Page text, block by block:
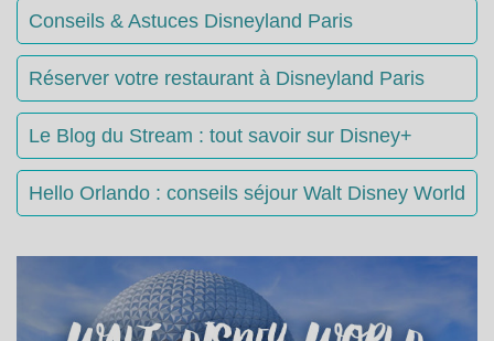
Conseils & Astuces Disneyland Paris
Réserver votre restaurant à Disneyland Paris
Le Blog du Stream : tout savoir sur Disney+
Hello Orlando : conseils séjour Walt Disney World